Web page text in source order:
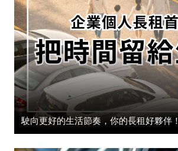
駛向更好的生活節奏，你的長租好夥伴！